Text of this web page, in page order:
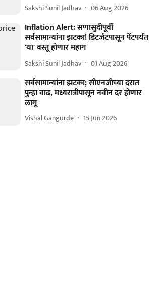
Sakshi Sunil Jadhav 06 Aug 2026
Inflation Alert: सणासुदीपूर्वी
सर्वसामान्यांना झटका! डिटर्जंटपासून पेंटपर्यंत
'या' वस्तू होणार महाग
Sakshi Sunil Jadhav 01 Aug 2026
सर्वसामान्यांना झटका; सीएनजीच्या दरात
पुन्हा वाढ, मध्यरात्रीपासून नवीन दर होणार
लागू
Vishal Gangurde 15 Jun 2026